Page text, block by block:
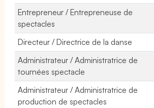
Entrepreneur / Entrepreneuse de
spectacles
Directeur / Directrice de la danse
Administrateur / Administratrice de
tournées spectacle
Administrateur / Administratrice de
production de spectacles